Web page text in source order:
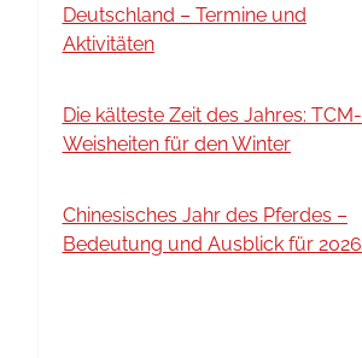
Deutschland – Termine und
Aktivitäten
Die kälteste Zeit des Jahres: TCM-
Weisheiten für den Winter
Chinesisches Jahr des Pferdes –
Bedeutung und Ausblick für 2026